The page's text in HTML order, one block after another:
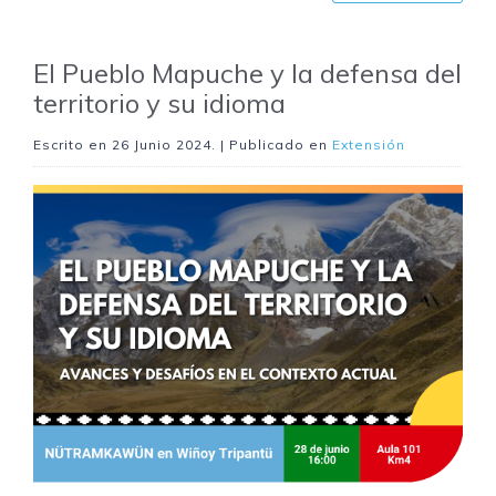
El Pueblo Mapuche y la defensa del
territorio y su idioma
Escrito en 26 Junio 2024. | Publicado en Extensión